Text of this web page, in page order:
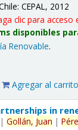
CEPAL, 2012
clic para acceso
disponibles
Renovable.
Agregar al carrito
in
|Gollán, Juan |